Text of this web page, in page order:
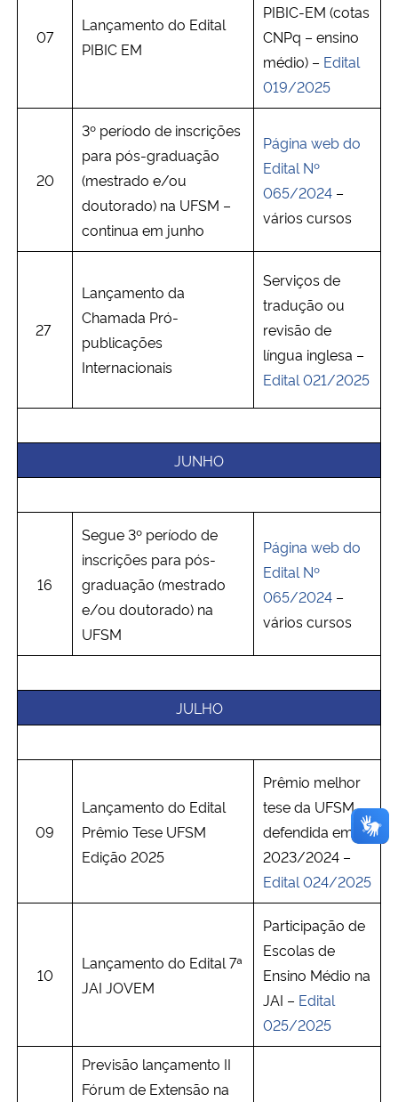
07
Lançamento do Edital
PIBIC EM
PIBIC-EM (cotas
CNPq – ensino
médio) – Edital
019/2025
20
3º período de inscrições
para pós-graduação
(mestrado e/ou
doutorado) na UFSM –
continua em junho
Página web do
Edital Nº
065/2024 –
vários cursos
27
Lançamento da
Chamada Pró-
publicações
Internacionais
Serviços de
tradução ou
revisão de
língua inglesa –
Edital 021/2025
JUNHO
16
Segue 3º período de
inscrições para pós-
graduação (mestrado
e/ou doutorado) na
UFSM
Página web do
Edital Nº
065/2024 –
vários cursos
JULHO
09
Lançamento do Edital
Prêmio Tese UFSM
Edição 2025
Prêmio melhor
tese da UFSM
defendida em
2023/2024 –
Edital 024/2025
10
Lançamento do Edital 7ª
JAI JOVEM
Participação de
Escolas de
Ensino Médio na
JAI – Edital
025/2025
Previsão lançamento II
Fórum de Extensão na